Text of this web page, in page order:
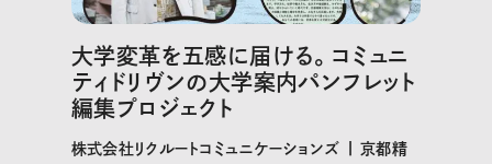
大学変革を五感に届ける。コミュニ
ティドリヴンの大学案内パンフレット
編集プロジェクト
株式会社リクルートコミュニケーションズ | 京都精